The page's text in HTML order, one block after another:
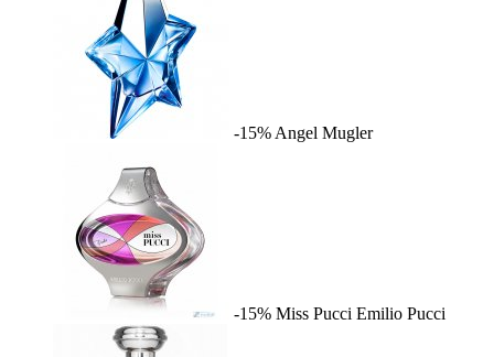
-15% Angel Mugler
-15% Miss Pucci Emilio Pucci